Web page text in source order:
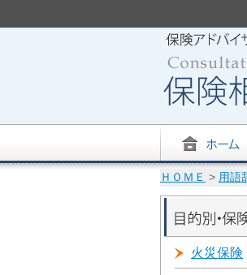
ＨＯＭＥ > 用語
火災保険